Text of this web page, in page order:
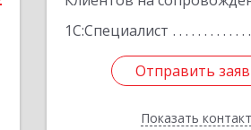
1С:Специалист
Отправить
Показать
Отправить
Назад